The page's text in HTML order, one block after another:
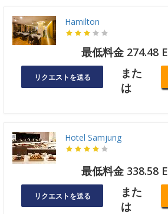
Hamilton
最低料金 274.48
リクエストを送る
また
は
Hotel Samjung
最低料金 338.58
リクエストを送る
また
は